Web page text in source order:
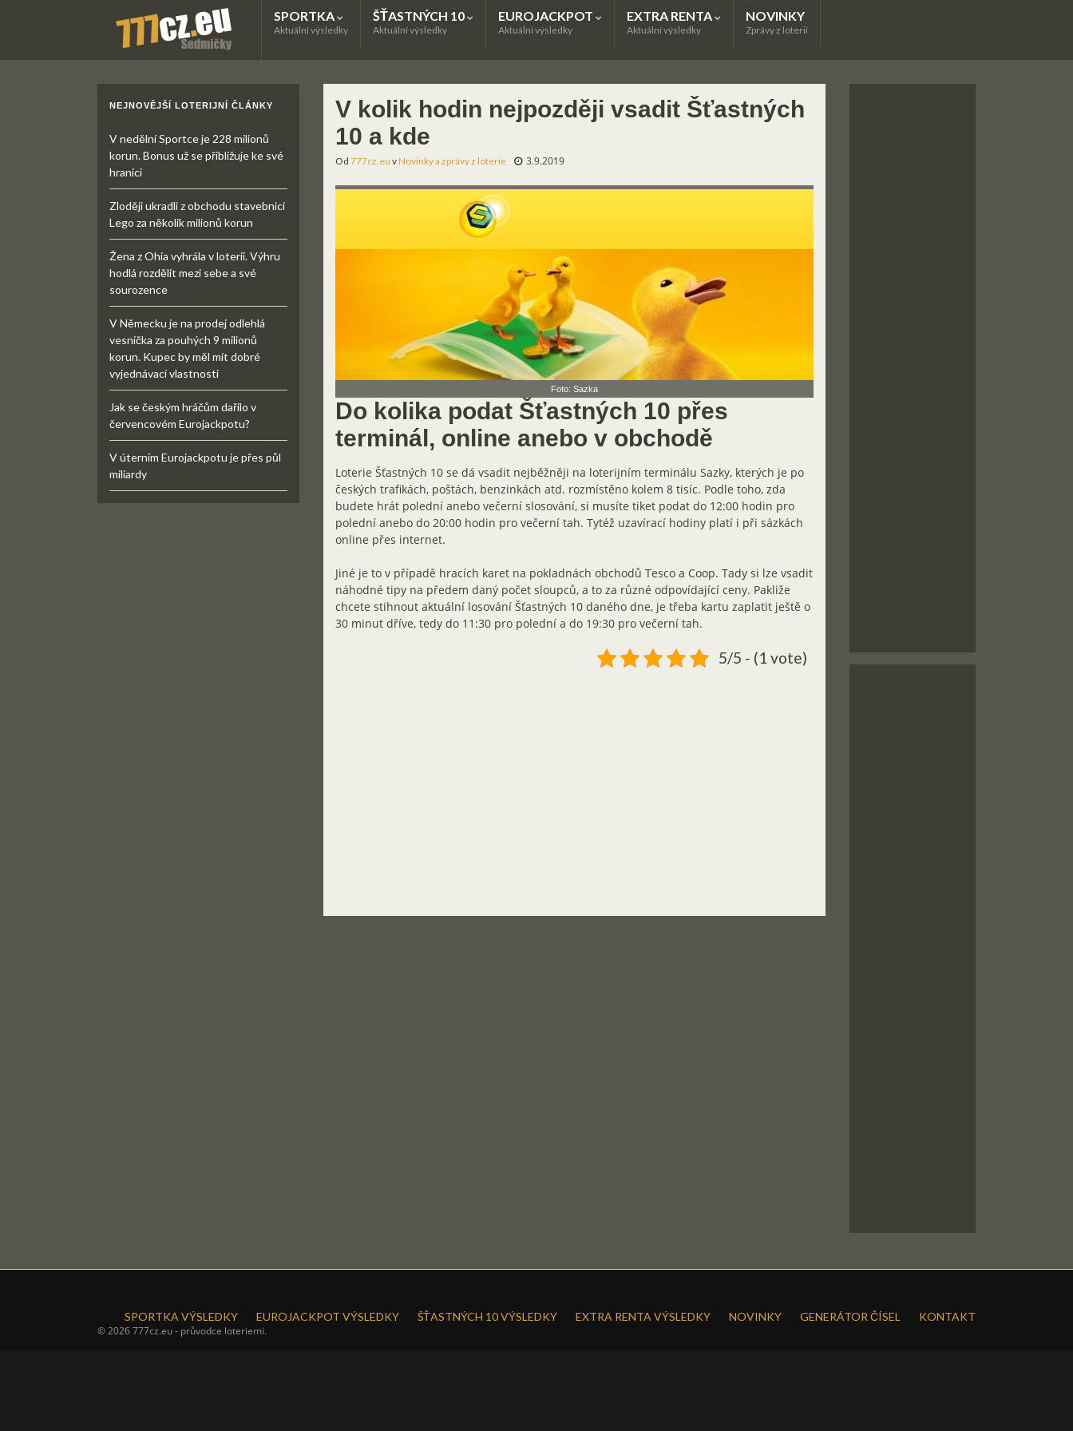
SPORTKA
Aktuální výsledky
ŠŤASTNÝCH 10
Aktuální výsledky
EUROJACKPOT
Aktuální výsledky
EXTRA RENTA
Aktuální výsledky
NOVINKY
Zprávy z loterií
V kolik hodin nejpozději vsadit Šťastných
10 a kde
Od 777cz.eu vNovinky a zprávy z loterie 3.9.2019
Foto: Sazka
Do kolika podat Šťastných 10 přes
terminál, online anebo v obchodě
Loterie Šťastných 10 se dá vsadit nejběžněji na loterijním terminálu Sazky, kterých je po
českých trafikách, poštách, benzinkách atd. rozmístěno kolem 8 tisíc. Podle toho, zda
budete hrát polední anebo večerní slosování, si musíte tiket podat do 12:00 hodin pro
polední anebo do 20:00 hodin pro večerní tah. Tytéž uzavírací hodiny platí i při sázkách
online přes internet.
Jiné je to v případě hracích karet na pokladnách obchodů Tesco a Coop. Tady si lze vsadit
náhodné tipy na předem daný počet sloupců, a to za různé odpovídající ceny. Pakliže
chcete stihnout aktuální losování Šťastných 10 daného dne, je třeba kartu zaplatit ještě o
30 minut dříve, tedy do 11:30 pro polední a do 19:30 pro večerní tah.
5/5 - (1 vote)
NEJNOVĚJŠÍ LOTERIJNÍ ČLÁNKY
V nedělní Sportce je 228 milionů
korun. Bonus už se přibližuje ke své
hranici
Zloději ukradli z obchodu stavebnici
Lego za několik milionů korun
Žena z Ohia vyhrála v loterii. Výhru
hodlá rozdělit mezi sebe a své
sourozence
V Německu je na prodej odlehlá
vesnička za pouhých 9 milionů
korun. Kupec by měl mít dobré
vyjednávací vlastnosti
Jak se českým hráčům dařilo v
červencovém Eurojackpotu?
V úterním Eurojackpotu je přes půl
miliardy
SPORTKA VÝSLEDKY EUROJACKPOT VÝSLEDKY ŠŤASTNÝCH 10 VÝSLEDKY EXTRA RENTA VÝSLEDKY NOVINKY GENERÁTOR ČÍSEL
KONTAKT
© 2026 777cz.eu - průvodce loteriemi.